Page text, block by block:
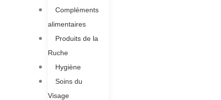
Compléments
alimentaires
Produits de la
Ruche​
Hygiène
Soins du
Visage